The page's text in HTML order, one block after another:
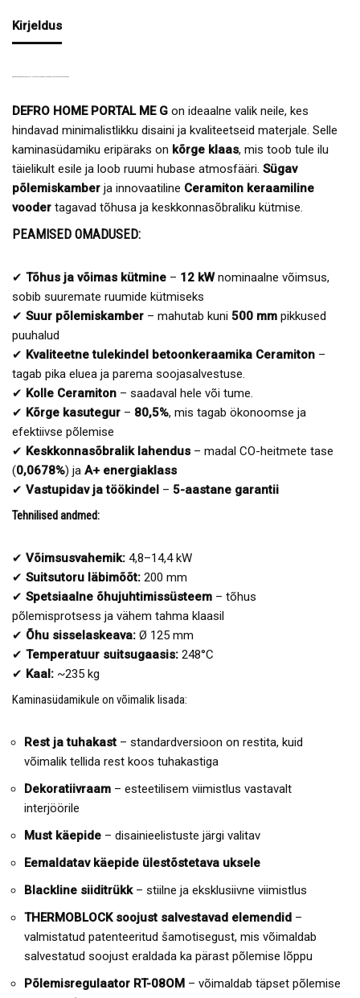
Kirjeldus
DEFRO HOME PORTAL ME G on ideaalne valik neile, kes
hindavad minimalistlikku disaini ja kvaliteetseid materjale. Selle
kaminasüdamiku eripäraks on kõrge klaas, mis toob tule ilu
täielikult esile ja loob ruumi hubase atmosfääri. Sügav
põlemiskamber ja innovaatiline Ceramiton keraamiline
vooder tagavad tõhusa ja keskkonnasõbraliku kütmise.
PEAMISED OMADUSED:
✔ Tõhus ja võimas kütmine – 12 kWnominaalne võimsus,
sobib suuremate ruumide kütmiseks
✔ Suur põlemiskamber – mahutab kuni 500 mm pikkused
puuhalud
✔ Kvaliteetne tulekindel betoonkeraamika Ceramiton –
tagab pika eluea ja parema soojasalvestuse.
✔ Kolle Ceramiton – saadaval hele või tume.
✔ Kõrge kasutegur – 80,5%, mis tagab ökonoomse ja
efektiivse põlemise
✔ Keskkonnasõbralik lahendus – madal CO-heitmete tase
(0,0678%) ja A+ energiaklass
✔ Vastupidav ja töökindel – 5-aastane garantii
Tehnilised andmed:
✔ Võimsusvahemik: 4,8–14,4 kW
✔ Suitsutoru läbimõõt: 200 mm
✔ Spetsiaalne õhujuhtimissüsteem – tõhus
põlemisprotsess ja vähem tahma klaasil
✔ Õhu sisselaskeava: Ø 125 mm
✔ Temperatuur suitsugaasis: 248°C
✔ Kaal: ~235 kg
Kaminasüdamikule on võimalik lisada:
Rest ja tuhakast – standardversioon on restita, kuid
võimalik tellida rest koos tuhakastiga
Dekoratiivraam – esteetilisem viimistlus vastavalt
interjöörile
Must käepide – disainieelistuste järgi valitav
Eemaldatav käepide ülestõstetava uksele
Blackline siiditrükk– stiilne ja eksklusiivne viimistlus
THERMOBLOCK soojust salvestavad elemendid –
valmistatud patenteeritud šamotisegust, mis võimaldab
salvestatud soojust eraldada ka pärast põlemise lõppu
Põlemisregulaator RT-08OM – võimaldab täpset põlemise